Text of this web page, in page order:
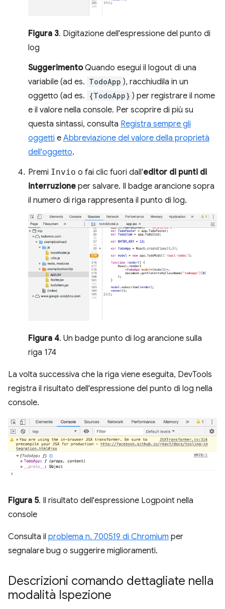
Figura 3. Digitazione dell'espressione del punto di
log
SuggerimentoQuando esegui il logout di una
variabile (ad es. TodoApp ), racchiudila in un
oggetto (ad es. {TodoApp} ) per registrare il nome
e il valore nella console. Per scoprire di più su
questa sintassi, consulta Registra sempre gli
oggetti e Abbreviazione del valore della proprietà
dell'oggetto.
Premi Invio o fai clic fuori dall'editor di punti di
interruzione per salvare. Il badge arancione sopra
il numero di riga rappresenta il punto di log.
Figura 4. Un badge punto di log arancione sulla
riga 174
La volta successiva che la riga viene eseguita, DevTools
registra il risultato dell'espressione del punto di log nella
console.
Figura 5. Il risultato dell'espressione Logpoint nella
console
Consulta il problema n. 700519 di Chromium per
segnalare bug o suggerire miglioramenti.
Descrizioni comando dettagliate nella
modalità Ispezione